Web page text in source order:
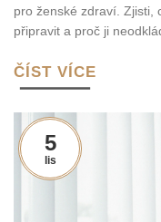
pro ženské zdraví. Zjisti,
připravit a proč ji
ČÍST VÍCE
5
lis